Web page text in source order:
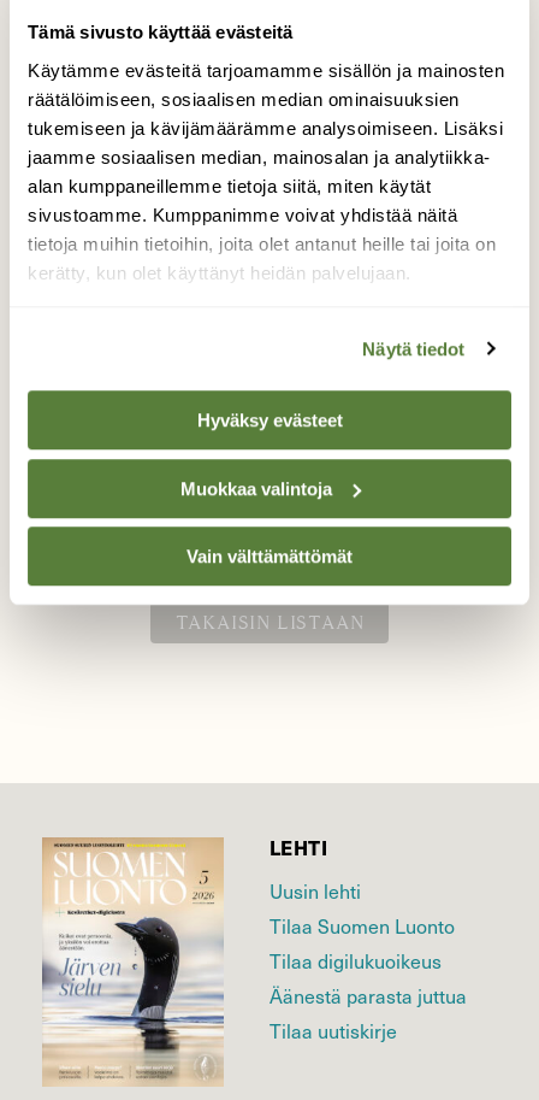
Tämä sivusto käyttää evästeitä
Käytämme evästeitä tarjoamamme sisällön ja mainosten
räätälöimiseen, sosiaalisen median ominaisuuksien
tukemiseen ja kävijämäärämme analysoimiseen. Lisäksi
jaamme sosiaalisen median, mainosalan ja analytiikka-
alan kumppaneillemme tietoja siitä, miten käytät
sivustoamme. Kumppanimme voivat yhdistää näitä
tietoja muihin tietoihin, joita olet antanut heille tai joita on
kerätty, kun olet käyttänyt heidän palvelujaan.
Näytä tiedot
Hyväksy evästeet
Muokkaa valintoja
Vain välttämättömät
Kaksi kukkaa
samassavarressa
Kaksi voikukan kukkaa samassa varressa
Valokuvaaja: Eija Johanna Saastamoinen, Rääkkylä
keskus 29.5.2022
TAKAISIN LISTAAN
LEHTI
Uusin lehti
Tilaa Suomen Luonto
Tilaa digilukuoikeus
Äänestä parasta juttua
Tilaa uutiskirje